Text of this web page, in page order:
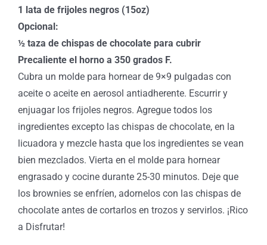
1 lata de frijoles negros (15oz)
Opcional:
½ taza de chispas de chocolate para cubrir
Precaliente el horno a 350 grados F.
Cubra un molde para hornear de 9×9 pulgadas con
aceite o aceite en aerosol antiadherente. Escurrir y
enjuagar los frijoles negros. Agregue todos los
ingredientes excepto las chispas de chocolate, en la
licuadora y mezcle hasta que los ingredientes se vean
bien mezclados. Vierta en el molde para hornear
engrasado y cocine durante 25-30 minutos. Deje que
los brownies se enfríen, adornelos con las chispas de
chocolate antes de cortarlos en trozos y servirlos. ¡Rico
a Disfrutar!